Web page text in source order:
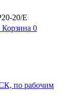
20/E
Корзина 0
по рабочим